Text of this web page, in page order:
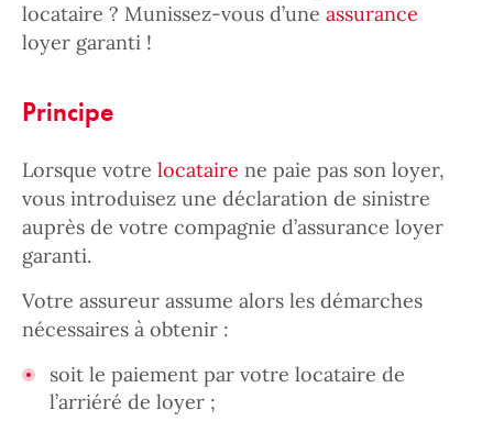
locataire ? Munissez-vous d’une assurance
loyer garanti !
Principe
Lorsque votre locataire ne paie pas son loyer,
vous introduisez une déclaration de sinistre
auprès de votre compagnie d’assurance loyer
garanti.
Votre assureur assume alors les démarches
nécessaires à obtenir :
soit le paiement par votre locataire de
l’arriéré de loyer ;